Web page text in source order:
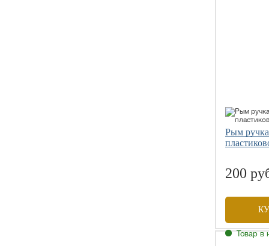
Рым
200
Товар в